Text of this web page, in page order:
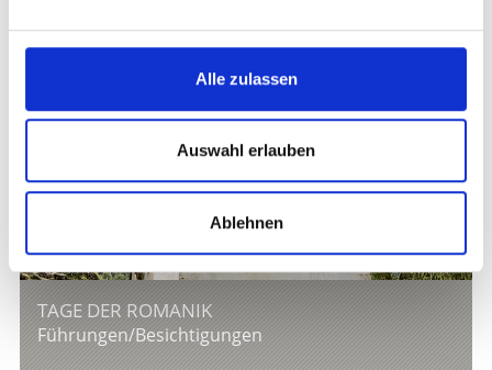
Alle zulassen
Auswahl erlauben
Ablehnen
TAGE DER ROMANIK
Führungen/Besichtigungen